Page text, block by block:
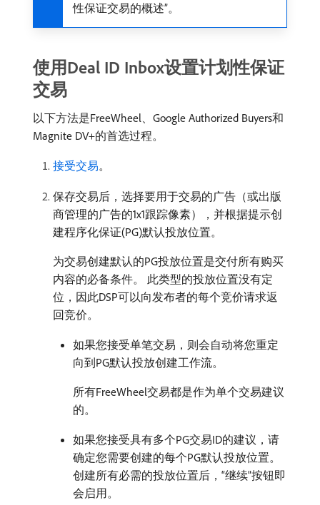
性保证交易的概述”。
使用Deal ID Inbox设置计划性保证
交易
以下方法是FreeWheel、Google Authorized Buyers和
Magnite DV+的首选过程。
接受交易。
保存交易后，选择要用于交易的广告（或出版
商管理的广告的1x1跟踪像素），并根据提示创
建程序化保证(PG)默认投放位置。
为交易创建默认的PG投放位置是交付所有购买
内容的必备条件。 此类型的投放位置没有定
位，因此DSP可以向发布者的每个竞价请求返
回竞价。
如果您接受单笔交易，则会自动将您重定
向到PG默认投放创建工作流。
所有FreeWheel交易都是作为单个交易建议
的。
如果您接受具有多个PG交易ID的建议，请
确定您需要创建的每个PG默认投放位置。
创建所有必需的投放位置后，“继续”按钮即
会启用。